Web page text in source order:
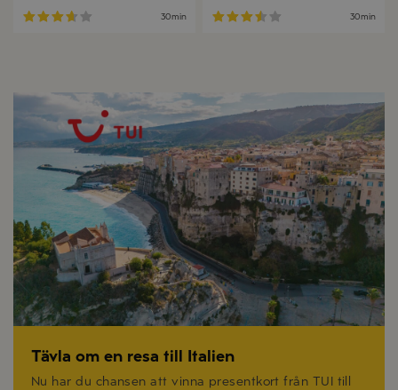
30min 30min
Tävla om en resa till Italien
Nu har du chansen att vinna presentkort från TUI till